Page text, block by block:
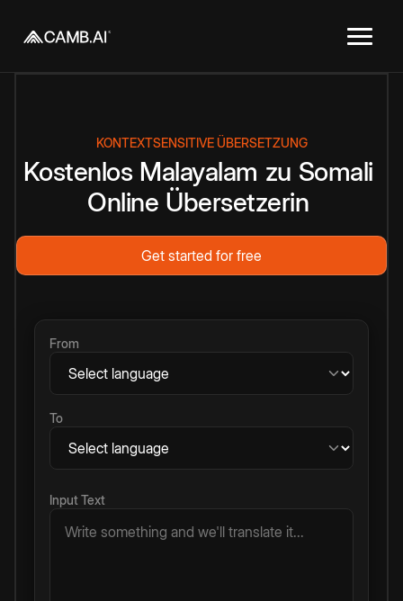
KONTEXTSENSITIVE ÜBERSETZUNG
Kostenlos Malayalam zu Somali
Online Übersetzerin
Get started for free
From
To
Input Text